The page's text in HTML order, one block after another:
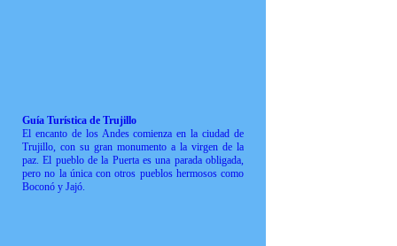
Guía Turística de Trujillo
El encanto de los Andes comienza en la ciudad de
Trujillo, con su gran monumento a la virgen de la
paz. El pueblo de la Puerta es una parada obligada,
pero no la única con otros pueblos hermosos como
Boconó y Jajó.